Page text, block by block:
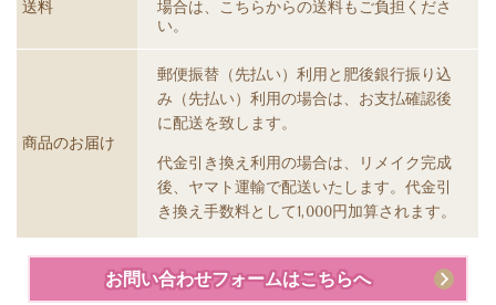
送料
場合は、こちらからの送料もご負担くださ
い。
商品のお届け
郵便振替（先払い）利用と肥後銀行振り込
み（先払い）利用の場合は、お支払確認後
に配送を致します。
代金引き換え利用の場合は、リメイク完成
後、ヤマト運輸で配送いたします。代金引
き換え手数料として1,000円加算されます。
お問い合わせフォームはこちらへ